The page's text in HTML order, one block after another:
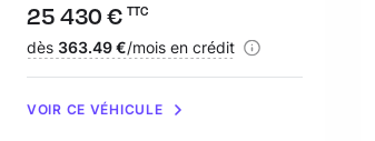
Prix :
25 430 € TTC
Financement :
dès 363.49 €/mois en crédit
VOIR CE VÉHICULE